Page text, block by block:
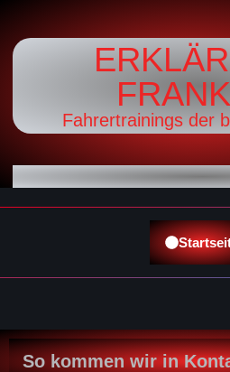
Fahrertrainings der
So kommen wir in